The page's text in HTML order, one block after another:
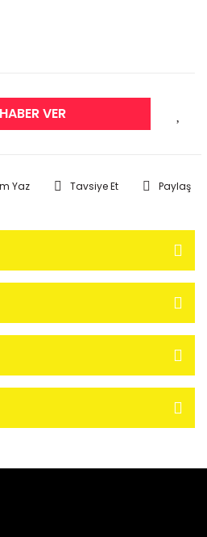
VER
Yaz Tavsiye Et Paylaş